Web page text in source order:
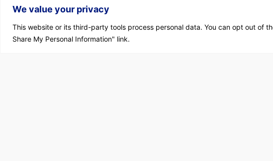
We value your privacy
This website or its third-party tools process personal data. You can opt out of
Share My Personal Information" link.